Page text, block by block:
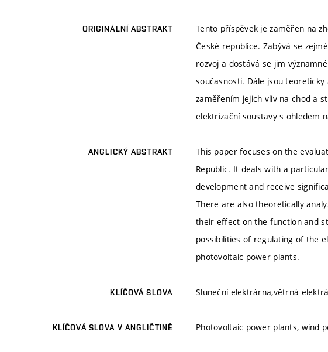
ORIGINÁLNÍ ABSTRAKT
Tento příspěvek je zaměřen na
České republice. Zabývá se
rozvoj a dostává se jim
současnosti. Dále jsou
zaměřením jejich vliv na chod a
elektrizační soustavy s ohledem
ANGLICKÝ ABSTRAKT
This paper focuses on the
Republic. It deals with a
development and receive
There are also theoretically
their effect on the function and
possibilities of regulating of the
photovoltaic power plants.
KLÍČOVÁ SLOVA Sluneční elektrárna,větrná
KLÍČOVÁ SLOVA V ANGLIČTINĚ Photovoltaic power plants, wind